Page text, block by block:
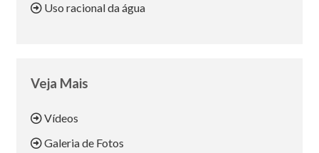
Uso racional da água
Veja Mais
Vídeos
Galeria de Fotos